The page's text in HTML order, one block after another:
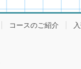
コースのご紹介